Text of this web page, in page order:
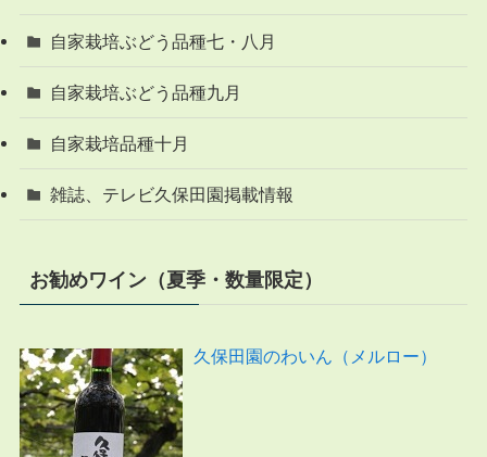
自家栽培ぶどう品種七・八月
自家栽培ぶどう品種九月
自家栽培品種十月
雑誌、テレビ久保田園掲載情報
お勧めワイン（夏季・数量限定）
久保田園のわいん（メルロー）